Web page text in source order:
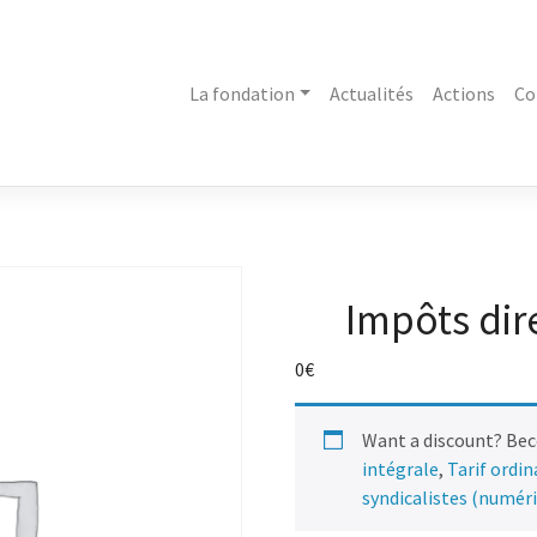
La fondation
Actualités Actions
Impôts
0€
Want a discount?
intégrale, Tarif
syndicalistes